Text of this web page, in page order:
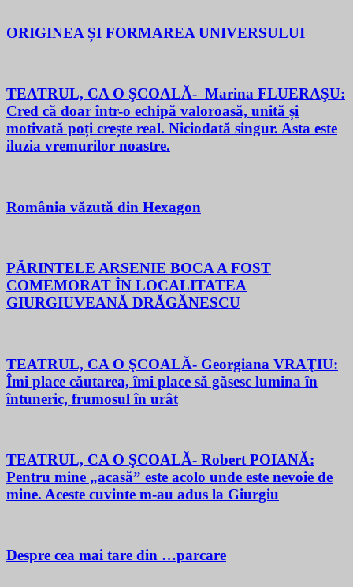
ORIGINEA ȘI FORMAREA UNIVERSULUI
TEATRUL, CA O ŞCOALĂ- Marina FLUERAŞU:
Cred că doar într-o echipă valoroasă, unită și
motivată poți crește real. Niciodată singur. Asta este
iluzia vremurilor noastre.
România văzută din Hexagon
PĂRINTELE ARSENIE BOCA A FOST
COMEMORAT ÎN LOCALITATEA
GIURGIUVEANĂ DRĂGĂNESCU
TEATRUL, CA O ŞCOALĂ- Georgiana VRAŢIU:
Îmi place căutarea, îmi place să găsesc lumina în
întuneric, frumosul în urât
TEATRUL, CA O ŞCOALĂ- Robert POIANĂ:
Pentru mine „acasă” este acolo unde este nevoie de
mine. Aceste cuvinte m-au adus la Giurgiu
Despre cea mai tare din …parcare